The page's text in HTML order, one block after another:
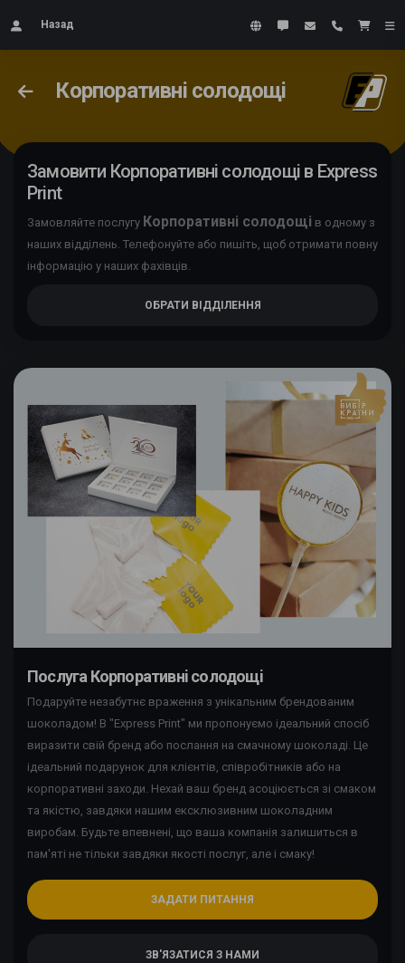
Назад
Корпоративнi солодощi
Замовити Корпоративнi солодощi в Express
Print
Замовляйте послугу Корпоративнi солодощi в одному з
наших відділень. Телефонуйте або пишіть, щоб отримати повну
інформацію у наших фахівців.
ОБРАТИ ВІДДІЛЕННЯ
Послуга Корпоративнi солодощi
Подаруйте незабутнє враження з унікальним брендованим
шоколадом! В "Express Print" ми пропонуємо ідеальний спосіб
виразити свій бренд або послання на смачному шоколаді. Це
ідеальний подарунок для клієнтів, співробітників або на
корпоративні заходи. Нехай ваш бренд асоціюється зі смаком
та якістю, завдяки нашим ексклюзивним шоколадним
виробам. Будьте впевнені, що ваша компанія залишиться в
пам'яті не тільки завдяки якості послуг, але і смаку!
ЗАДАТИ ПИТАННЯ
ЗВ'ЯЗАТИСЯ З НАМИ